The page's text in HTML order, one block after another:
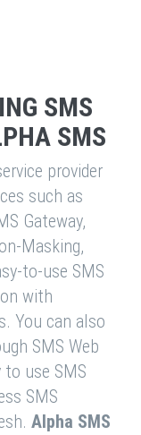
SMS
SMS
provider
such as
Gateway,
Masking,
to-use SMS
with
You can also
SMS Web
to use SMS
SMS
Alpha SMS